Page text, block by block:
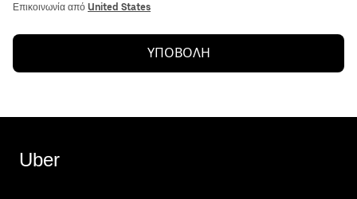
Επικοινωνία από United States
ΥΠΟΒΟΛΗ
Uber